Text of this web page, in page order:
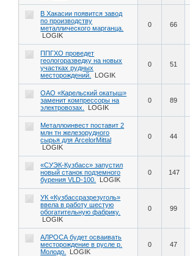
В Хакасии появится завод
по производству
металлического марганца.
LOGIK
0 66
ППГХО проведет
геологоразведку на новых
участках рудных
месторождений.
LOGIK
0 51
ОАО «Карельский окатыш»
заменит компрессоры на
электровозах.
LOGIK
0 89
Металлоинвест поставит 2
млн тн железорудного
сырья для ArcelorMittal
LOGIK
0 44
«СУЭК-Кузбасс» запустил
новый станок подземного
бурения VLD-100.
LOGIK
0 147
УК «Кузбассразрезуголь»
ввела в работу шестую
обогатительную фабрику.
LOGIK
0 99
АЛРОСА будет осваивать
месторождение в русле р.
Молодо.
LOGIK
0 47